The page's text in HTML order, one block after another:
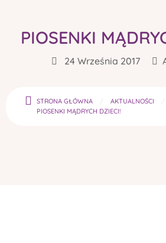
PIOSENKI
24 Września 2017
STRONA GŁÓWNA
AKTUALNOŚCI
PIOSENKI MĄDRYCH DZIECI!